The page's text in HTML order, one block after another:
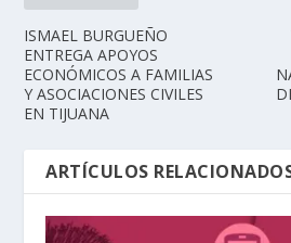
ISMAEL BURGUEÑO
ENTREGA APOYOS
ECONÓMICOS A FAMILIAS
Y ASOCIACIONES CIVILES
EN TIJUANA
ARTÍCULOS